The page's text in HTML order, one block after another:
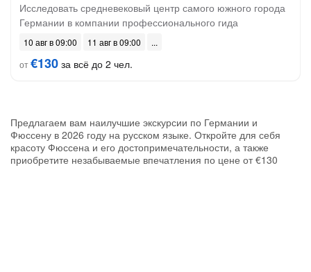
Исследовать средневековый центр самого южного города
Германии в компании профессионального гида
10 авг в 09:00
11 авг в 09:00
от€130 за всё до 2 чел.
Предлагаем вам наилучшие экскурсии по Германии и
Фюссену в 2026 году на русском языке. Откройте для себя
красоту Фюссена и его достопримечательности, а также
приобретите незабываемые впечатления по цене от €130